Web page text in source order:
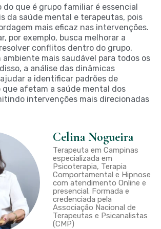
do que é grupo familiar é essencial
da saúde mental e terapeutas, pois
mais eficaz nas intervenções.
por exemplo, busca melhorar a
conflitos dentro do grupo,
ambiente mais saudável para todos os
a análise das dinâmicas
a identificar padrões de
afetam a saúde mental dos
intervenções mais direcionadas
Celina Nogueira
Terapeuta em Campinas
especializada em
Psicoterapia, Terapia
Comportamental e Hipnose
com atendimento Online e
presencial. Formada e
credenciada pela
Associação Nacional de
Terapeutas e Psicanalistas
(CMP)